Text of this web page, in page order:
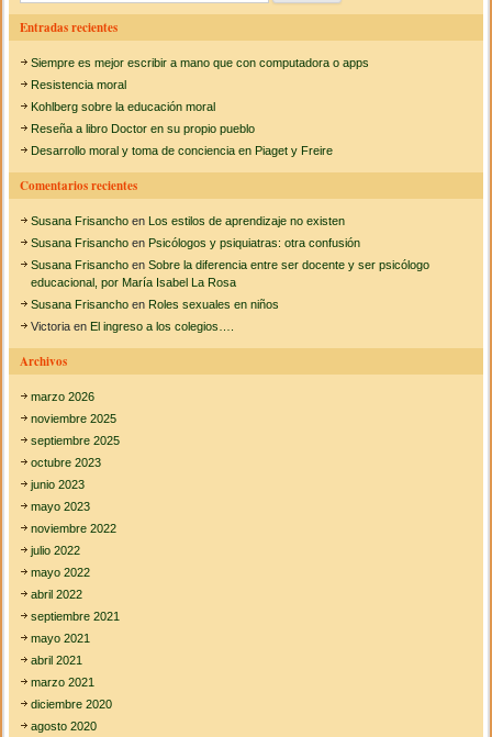
u
c
a
Entradas recientes
Siempre es mejor escribir a mano que con computadora o apps
Resistencia moral
Kohlberg sobre la educación moral
Reseña a libro Doctor en su propio pueblo
Desarrollo moral y toma de conciencia en Piaget y Freire
Comentarios recientes
Susana Frisancho enLos estilos de aprendizaje no existen
Susana Frisancho enPsicólogos y psiquiatras: otra confusión
Susana Frisancho enSobre la diferencia entre ser docente y ser psicólogo
educacional, por María Isabel La Rosa
Susana Frisancho enRoles sexuales en niños
Victoria enEl ingreso a los colegios….
Archivos
marzo 2026
noviembre 2025
septiembre 2025
octubre 2023
junio 2023
mayo 2023
noviembre 2022
julio 2022
mayo 2022
abril 2022
septiembre 2021
mayo 2021
abril 2021
marzo 2021
diciembre 2020
agosto 2020